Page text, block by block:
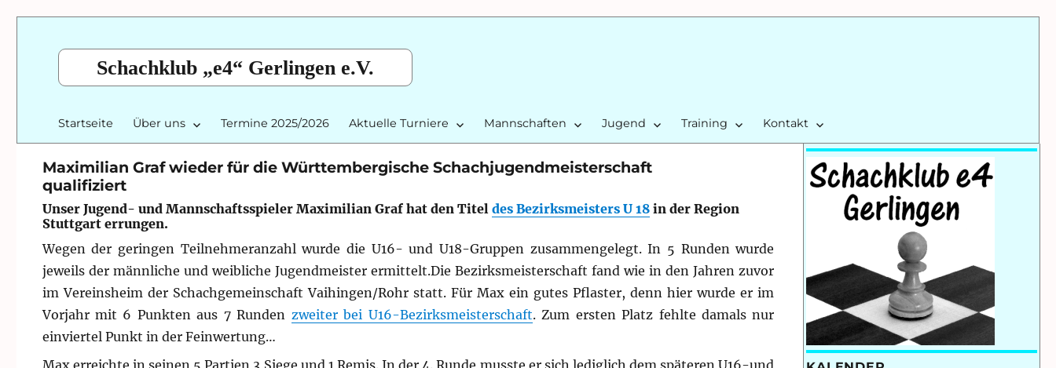
Schachklub „e4“ Gerlingen e.V.
Startseite Über uns Termine 2025/2026 Aktuelle Turniere Mannschaften Jugend Training Kontakt
Maximilian Graf wieder für die Württembergische Schachjugendmeisterschaft
qualifiziert
Unser Jugend- und Mannschaftsspieler Maximilian Graf hat den Titel des Bezirksmeisters U 18in der Region
Stuttgart errungen.
Wegen der geringen Teilnehmeranzahl wurde die U16- und U18-Gruppen zusammengelegt. In 5 Runden wurde
jeweils der männliche und weibliche Jugendmeister ermittelt.Die Bezirksmeisterschaft fand wie in den Jahren zuvor
im Vereinsheim der Schachgemeinschaft Vaihingen/Rohr statt. Für Max ein gutes Pflaster, denn hier wurde er im
Vorjahr mit 6 Punkten aus 7 Runden zweiter bei U16-Bezirksmeisterschaft. Zum ersten Platz fehlte damals nur
einviertel Punkt in der Feinwertung…